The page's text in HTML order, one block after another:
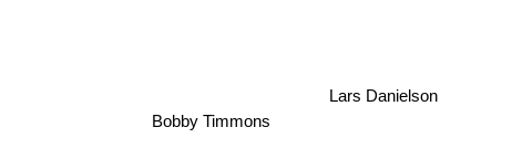
Bobby Timmons
Lars Danielson